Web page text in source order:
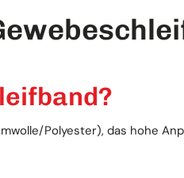
Polyester), das hohe